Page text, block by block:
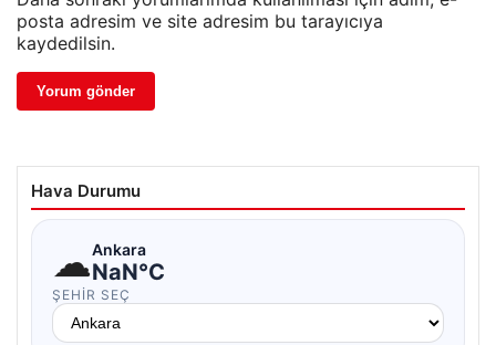
posta adresim ve site adresim bu tarayıcıya
kaydedilsin.
Hava Durumu
☁Ankara
NaN°C
ŞEHIR SEÇ